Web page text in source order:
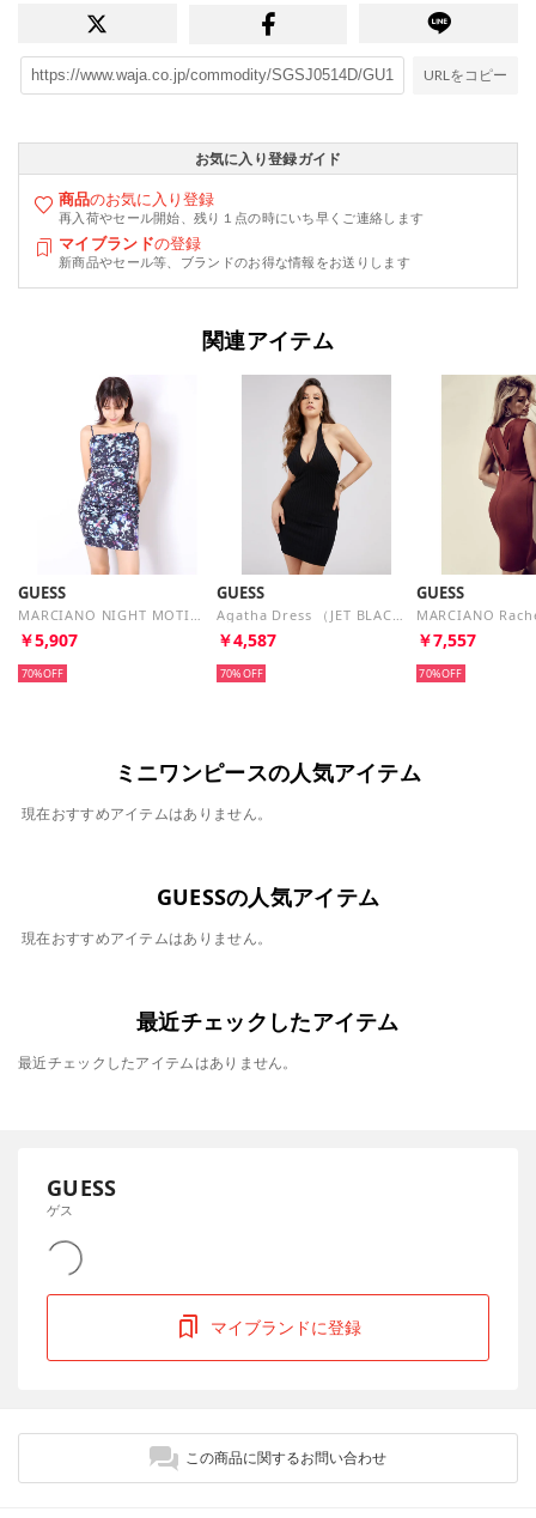
URLをコピー
お気に入り登録ガイド
商品のお気に入り登録
再入荷やセール開始、残り１点の時にいち早くご連絡します
マイブランドの登録
新商品やセール等、ブランドのお得な情報をお送りします
関連アイテム
GUESS
MARCIANO NIGHT MOTION ROUCHED DRESS （MULTI）
￥5,907
70%
GUESS
Agatha Dress （JET BLACK）
￥4,587
70%
GUESS
￥7,557
70%
ミニワンピースの人気アイテム
現在おすすめアイテムはありません。
GUESSの人気アイテム
現在おすすめアイテムはありません。
最近チェックしたアイテム
最近チェックしたアイテムはありません。
GUESS
ゲス
マイブランドに登録
この商品に関するお問い合わせ